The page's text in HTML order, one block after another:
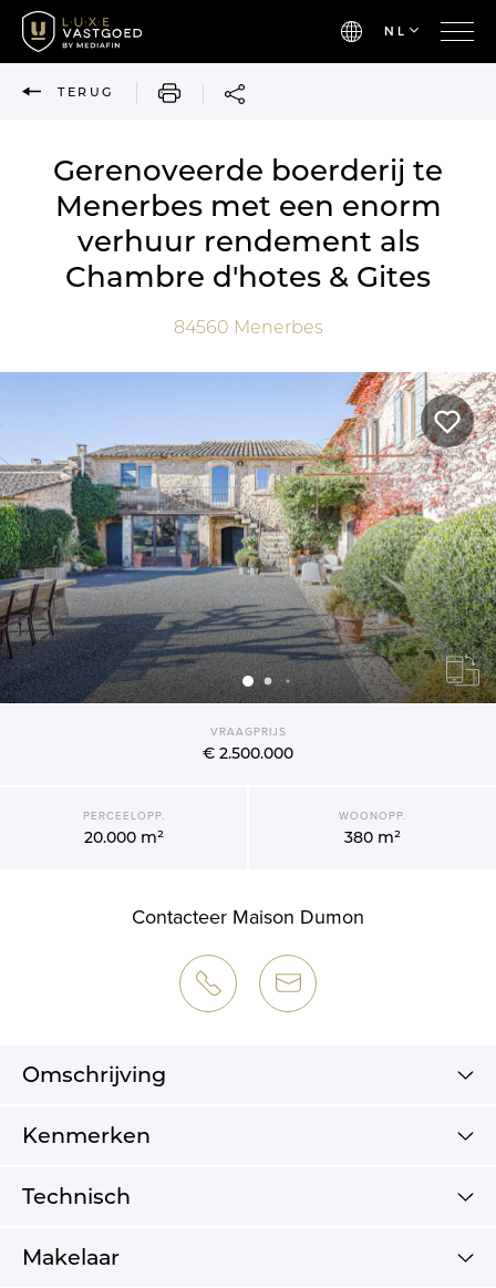
NL
TERUG AFDRUKKEN
Gerenoveerde boerderij te
Menerbes met een enorm
verhuur rendement als
Chambre d'hotes & Gites
84560 Menerbes
VRAAGPRIJS
€ 2.500.000
PERCEELOPP.
20.000 m²
WOONOPP.
380 m²
Contacteer Maison Dumon
Omschrijving
Kenmerken
Technisch
Makelaar